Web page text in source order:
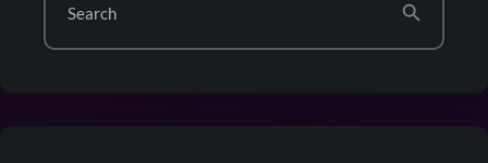
Search search